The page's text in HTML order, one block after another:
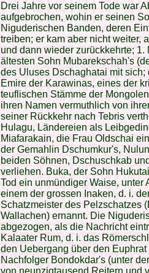
Drei Jahre vor seinem Tode war
aufgebrochen, wohin er seinen
Niguderischen Banden, deren
treiben; er kam aber nicht weiter,
und dann wieder zurückkehrte;
ältesten Sohn Mubarekschah's
des Uluses Dschaghatai mit
Emire der Karawinas, eines der
teuflischen Stämme der
ihren Namen vermuthlich von
seiner Rückkehr nach Tebris
Hulagu, Ländereien als
Miafarakain, die Frau Oldschai
der Gemahlin Dschumkur's,
beiden Söhnen, Dschuschkab
verliehen. Buka, der Sohn
Tod ein unmündiger Waise,
einem der grossen Inaken, d. i.
Schatzmeister des Pelzschatzes
Wallachen) ernannt. Die
abgezogen, als die Nachricht
Kalaater Rum, d. i. das
den Uebergang über den
Nachfolger Bondokdar's (unter